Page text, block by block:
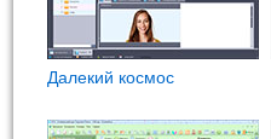
Далекий космос